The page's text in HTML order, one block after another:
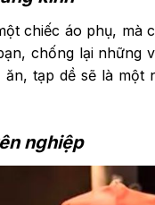
chiếc áo phụ, mà
chống lại những
tạp dề sẽ là một
nghiệp